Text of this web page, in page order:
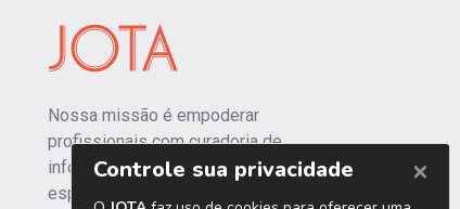
Nossa missão é empoderar
profissionais com curadoria de
informações independentes e
especializadas.